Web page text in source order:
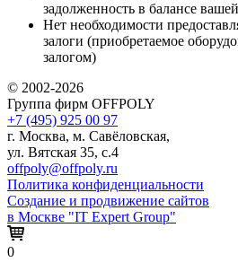
задолженность в балансе
Нет необходимости
залоги (приобретаемое
залогом)
© 2002-2026
Группа фирм OFFPOLY
+7 (495) 925 00 97
г. Москва, м. Савёловская,
ул. Вятская 35, с.4
offpoly@offpoly.ru
Политика конфиденциальности
Создание и продвижение сайтов
в Москве "IT Expert Group"
0